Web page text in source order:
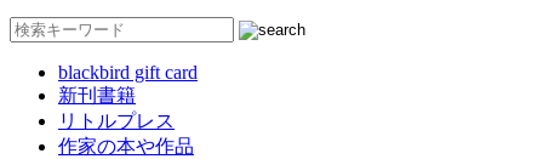
blackbird gift card
新刊書籍
リトルプレス
作家の本や作品